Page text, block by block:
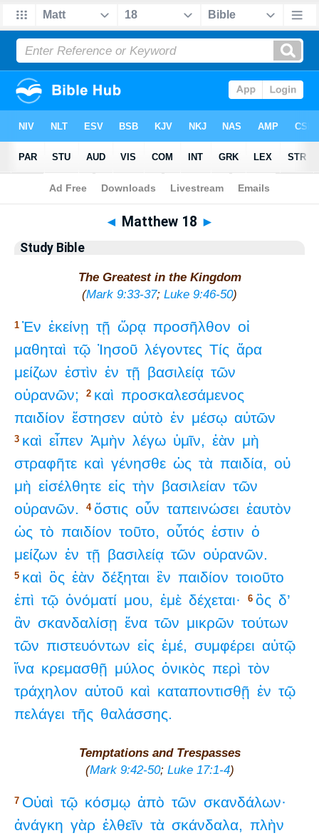
Bible > Study Bible > Matthew 18
◄ Matthew 18 ►
Study Bible
The Greatest in the Kingdom
(Mark 9:33-37; Luke 9:46-50)
1 Ἐν ἐκείνῃ τῇ ὥρᾳ προσῆλθον οἱ
μαθηταὶ τῷ Ἰησοῦ λέγοντες Τίς ἄρα
μείζων ἐστὶν ἐν τῇ βασιλείᾳ τῶν
οὐρανῶν;
2 καὶ προσκαλεσάμενος
παιδίον ἔστησεν αὐτὸ ἐν μέσῳ αὐτῶν
3 καὶ εἶπεν Ἀμὴν λέγω ὑμῖν, ἐὰν μὴ
στραφῆτε καὶ γένησθε ὡς τὰ παιδία,
οὐ
μὴ εἰσέλθητε εἰς τὴν βασιλείαν τῶν
οὐρανῶν.
4 ὅστις οὖν ταπεινώσει ἑαυτὸν
ὡς τὸ παιδίον τοῦτο, οὗτός ἐστιν ὁ
μείζων ἐν τῇ βασιλείᾳ τῶν οὐρανῶν.
5 καὶ ὃς ἐὰν δέξηται ἓν παιδίον τοιοῦτο
ἐπὶ τῷ ὀνόματί μου, ἐμὲ δέχεται· 6 ὃς δ’
ἂν σκανδαλίσῃ ἕνα τῶν μικρῶν τούτων
τῶν πιστευόντων εἰς ἐμέ, συμφέρει αὐτῷ
ἵνα κρεμασθῇ μύλος ὀνικὸς περὶ τὸν
τράχηλον αὐτοῦ καὶ καταποντισθῇ ἐν τῷ
πελάγει τῆς θαλάσσης.
Temptations and Trespasses
(Mark 9:42-50; Luke 17:1-4)
7 Οὐαὶ τῷ κόσμῳ ἀπὸ τῶν σκανδάλων·
ἀνάγκη γὰρ ἐλθεῖν τὰ σκάνδαλα, πλὴν